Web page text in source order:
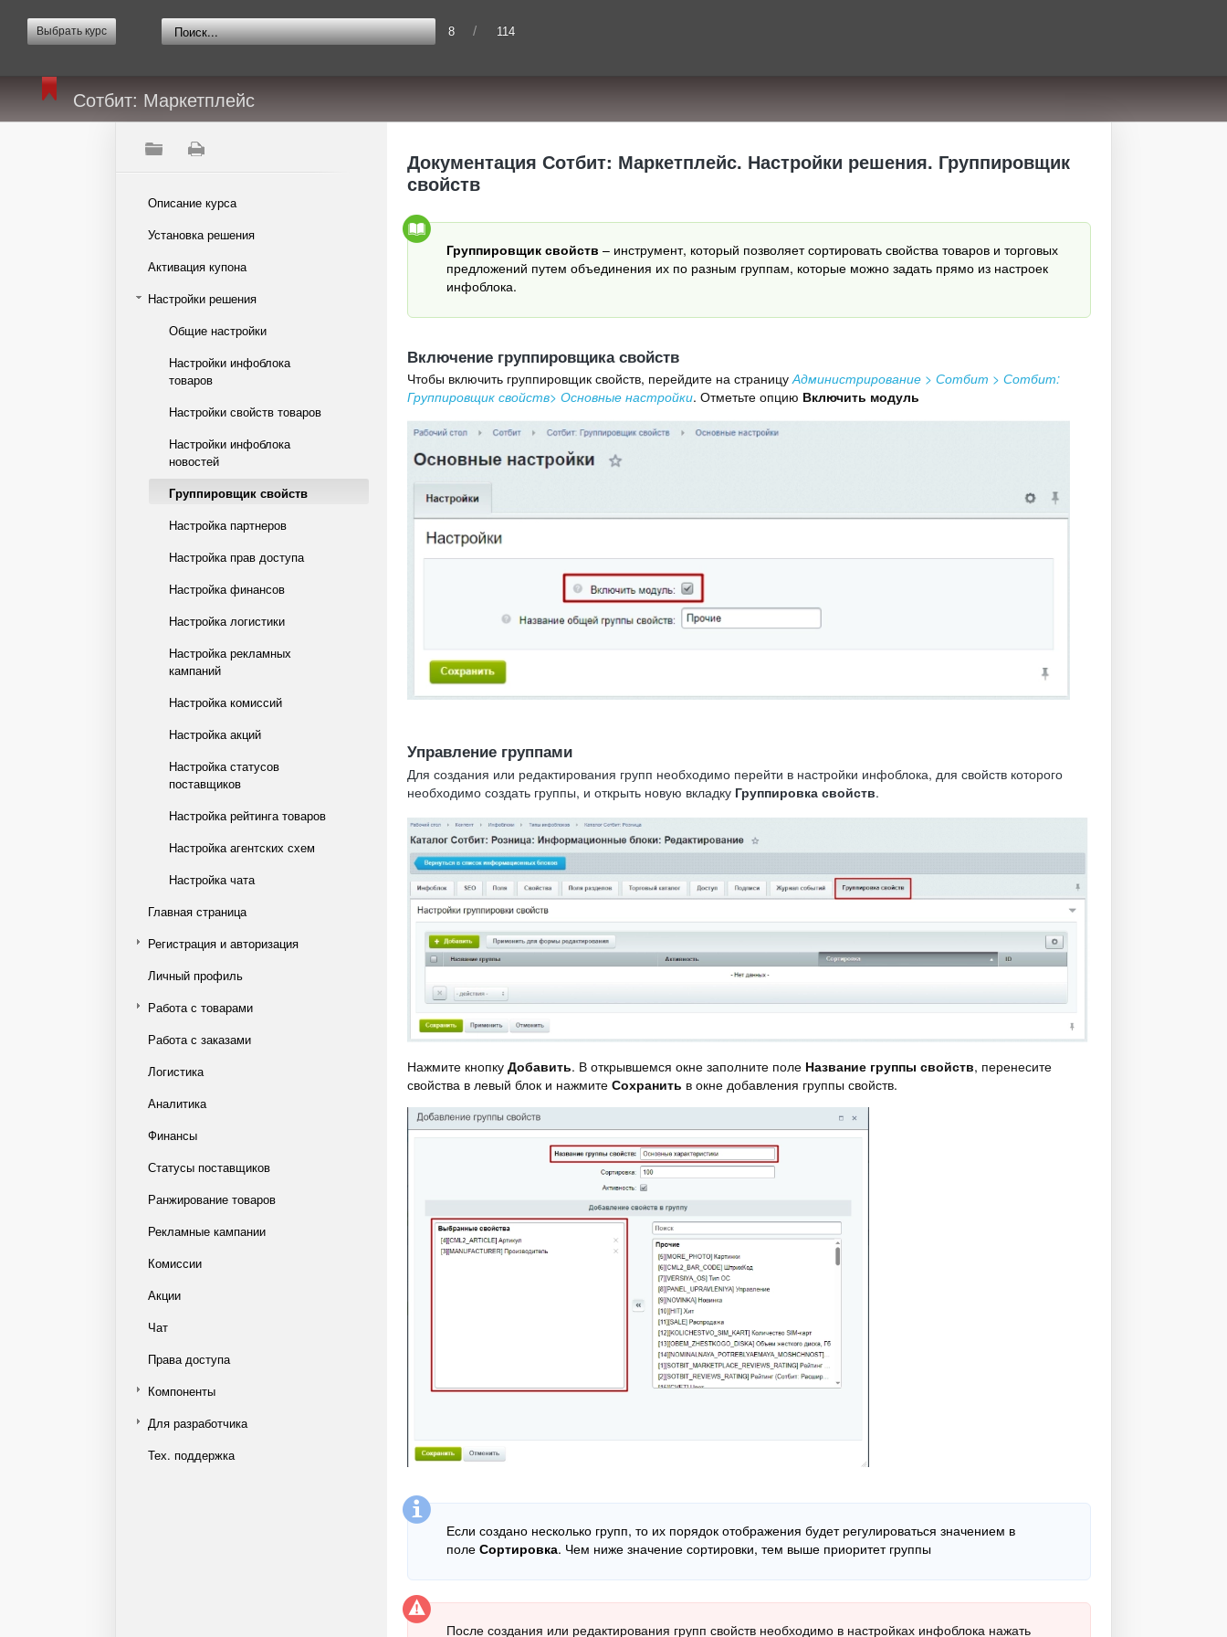
Выбрать курс 8 / 114
Сотбит: Маркетплейс
Описание курса
Установка решения
Активация купона
Настройки решения
Общие настройки
Настройки инфоблока
товаров
Настройки свойств товаров
Настройки инфоблока
новостей
Группировщик свойств
Настройка партнеров
Настройка прав доступа
Настройка финансов
Настройка логистики
Настройка рекламных
кампаний
Настройка комиссий
Настройка акций
Настройка статусов
поставщиков
Настройка рейтинга товаров
Настройка агентских схем
Настройка чата
Главная страница
Регистрация и авторизация
Личный профиль
Работа с товарами
Работа с заказами
Логистика
Аналитика
Финансы
Статусы поставщиков
Ранжирование товаров
Рекламные кампании
Комиссии
Акции
Чат
Права доступа
Компоненты
Для разработчика
Тех. поддержка
Документация Сотбит: Маркетплейс. Настройки решения. Группировщик
свойств
Группировщик свойств – инструмент, который позволяет сортировать свойства товаров и торговых
предложений путем объединения их по разным группам, которые можно задать прямо из настроек
инфоблока.
Включение группировщика свойств
Чтобы включить группировщик свойств, перейдите на страницуАдминистрирование > Сотбит > Сотбит:
Группировщик свойств> Основные настройки. Отметьте опцию Включить модуль
Управление группами
Для создания или редактирования групп необходимо перейти в настройки инфоблока, для свойств которого
необходимо создать группы, и открыть новую вкладку Группировка свойств.
Нажмите кнопку Добавить. В открывшемся окне заполните поле Название группы свойств, перенесите
свойства в левый блок и нажмите Сохранить в окне добавления группы свойств.
Если создано несколько групп, то их порядок отображения будет регулироваться значением в
поле Сортировка. Чем ниже значение сортировки, тем выше приоритет группы
После создания или редактирования групп свойств необходимо в настройках инфоблока нажать